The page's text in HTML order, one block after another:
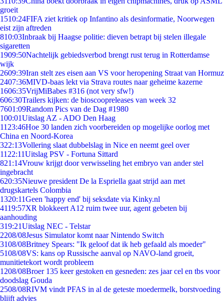
groeit
1510:24FIFA ziet kritiek op Infantino als desinformatie, Noorwegen
eist zijn aftreden
810:03Inbraak bij Haagse politie: dieven betrapt bij stelen illegale
sigaretten
1909:50Nachtelijk gebiedsverbod brengt rust terug in Rotterdamse
wijk
2609:39Iran stelt zes eisen aan VS voor heropening Straat van Hormuz
2407:36MIVD-baas lekt via Strava routes naar geheime kazerne
1606:35VrijMiBabes #316 (not very sfw!)
606:30Trailers kijken: de bioscoopreleases van week 32
7601:09Random Pics van de Dag #1980
100:01Uitslag AZ - ADO Den Haag
11 23:46Hoe 30 landen zich voorbereiden op mogelijke oorlog met
China en Noord-Korea
322:13Vollering slaat dubbelslag in Nice en neemt geel over
11 22:11Uitslag PSV - Fortuna Sittard
821:14Vrouw krijgt door verwisseling het embryo van ander stel
ingebracht
620:35Nieuwe president De la Espriella gaat strijd aan met
drugskartels Colombia
1320:11Geen 'happy end' bij seksdate via Kinky.nl
4119:57XR blokkeert A12 ruim twee uur, agent gebeten bij
aanhouding
319:21Uitslag NEC - Telstar
2208/08Jesus Simulator komt naar Nintendo Switch
3108/08Britney Spears: "Ik geloof dat ik heb gefaald als moeder"
5108/08VS: kans op Russische aanval op NAVO-land groeit,
munitietekort wordt probleem
1208/08Broer 135 keer gestoken en gesneden: zes jaar cel en tbs voor
doodslag Gouda
2508/08RIVM vindt PFAS in al de geteste moedermelk, borstvoeding
blijft advies